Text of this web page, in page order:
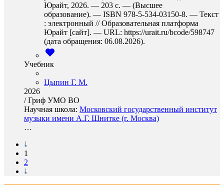
Юрайт, 2026. — 203 с. — (Высшее
образование). — ISBN 978-5-534-03150-8. — Текст
: электронный // Образовательная платформа
Юрайт [сайт]. — URL: https://urait.ru/bcode/598747
(дата обращения: 06.08.2026).
Учебник
Цыпин Г. М.
2026
/Гриф УМО ВО
Научная школа: Московский государственный институт
музыки имени А.Г. Шнитке (г. Москва)
…
1
2